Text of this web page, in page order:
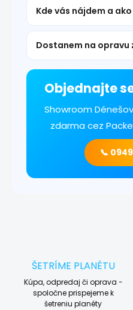
Kde vás nájdem a
Dostanem na opravu
Objednajte
Showroom
zdarma cez
📞
ŠETRÍME PLANÉTU
Kúpa, odpredaj či oprava -
spoločne prispejeme k
šetreniu planéty